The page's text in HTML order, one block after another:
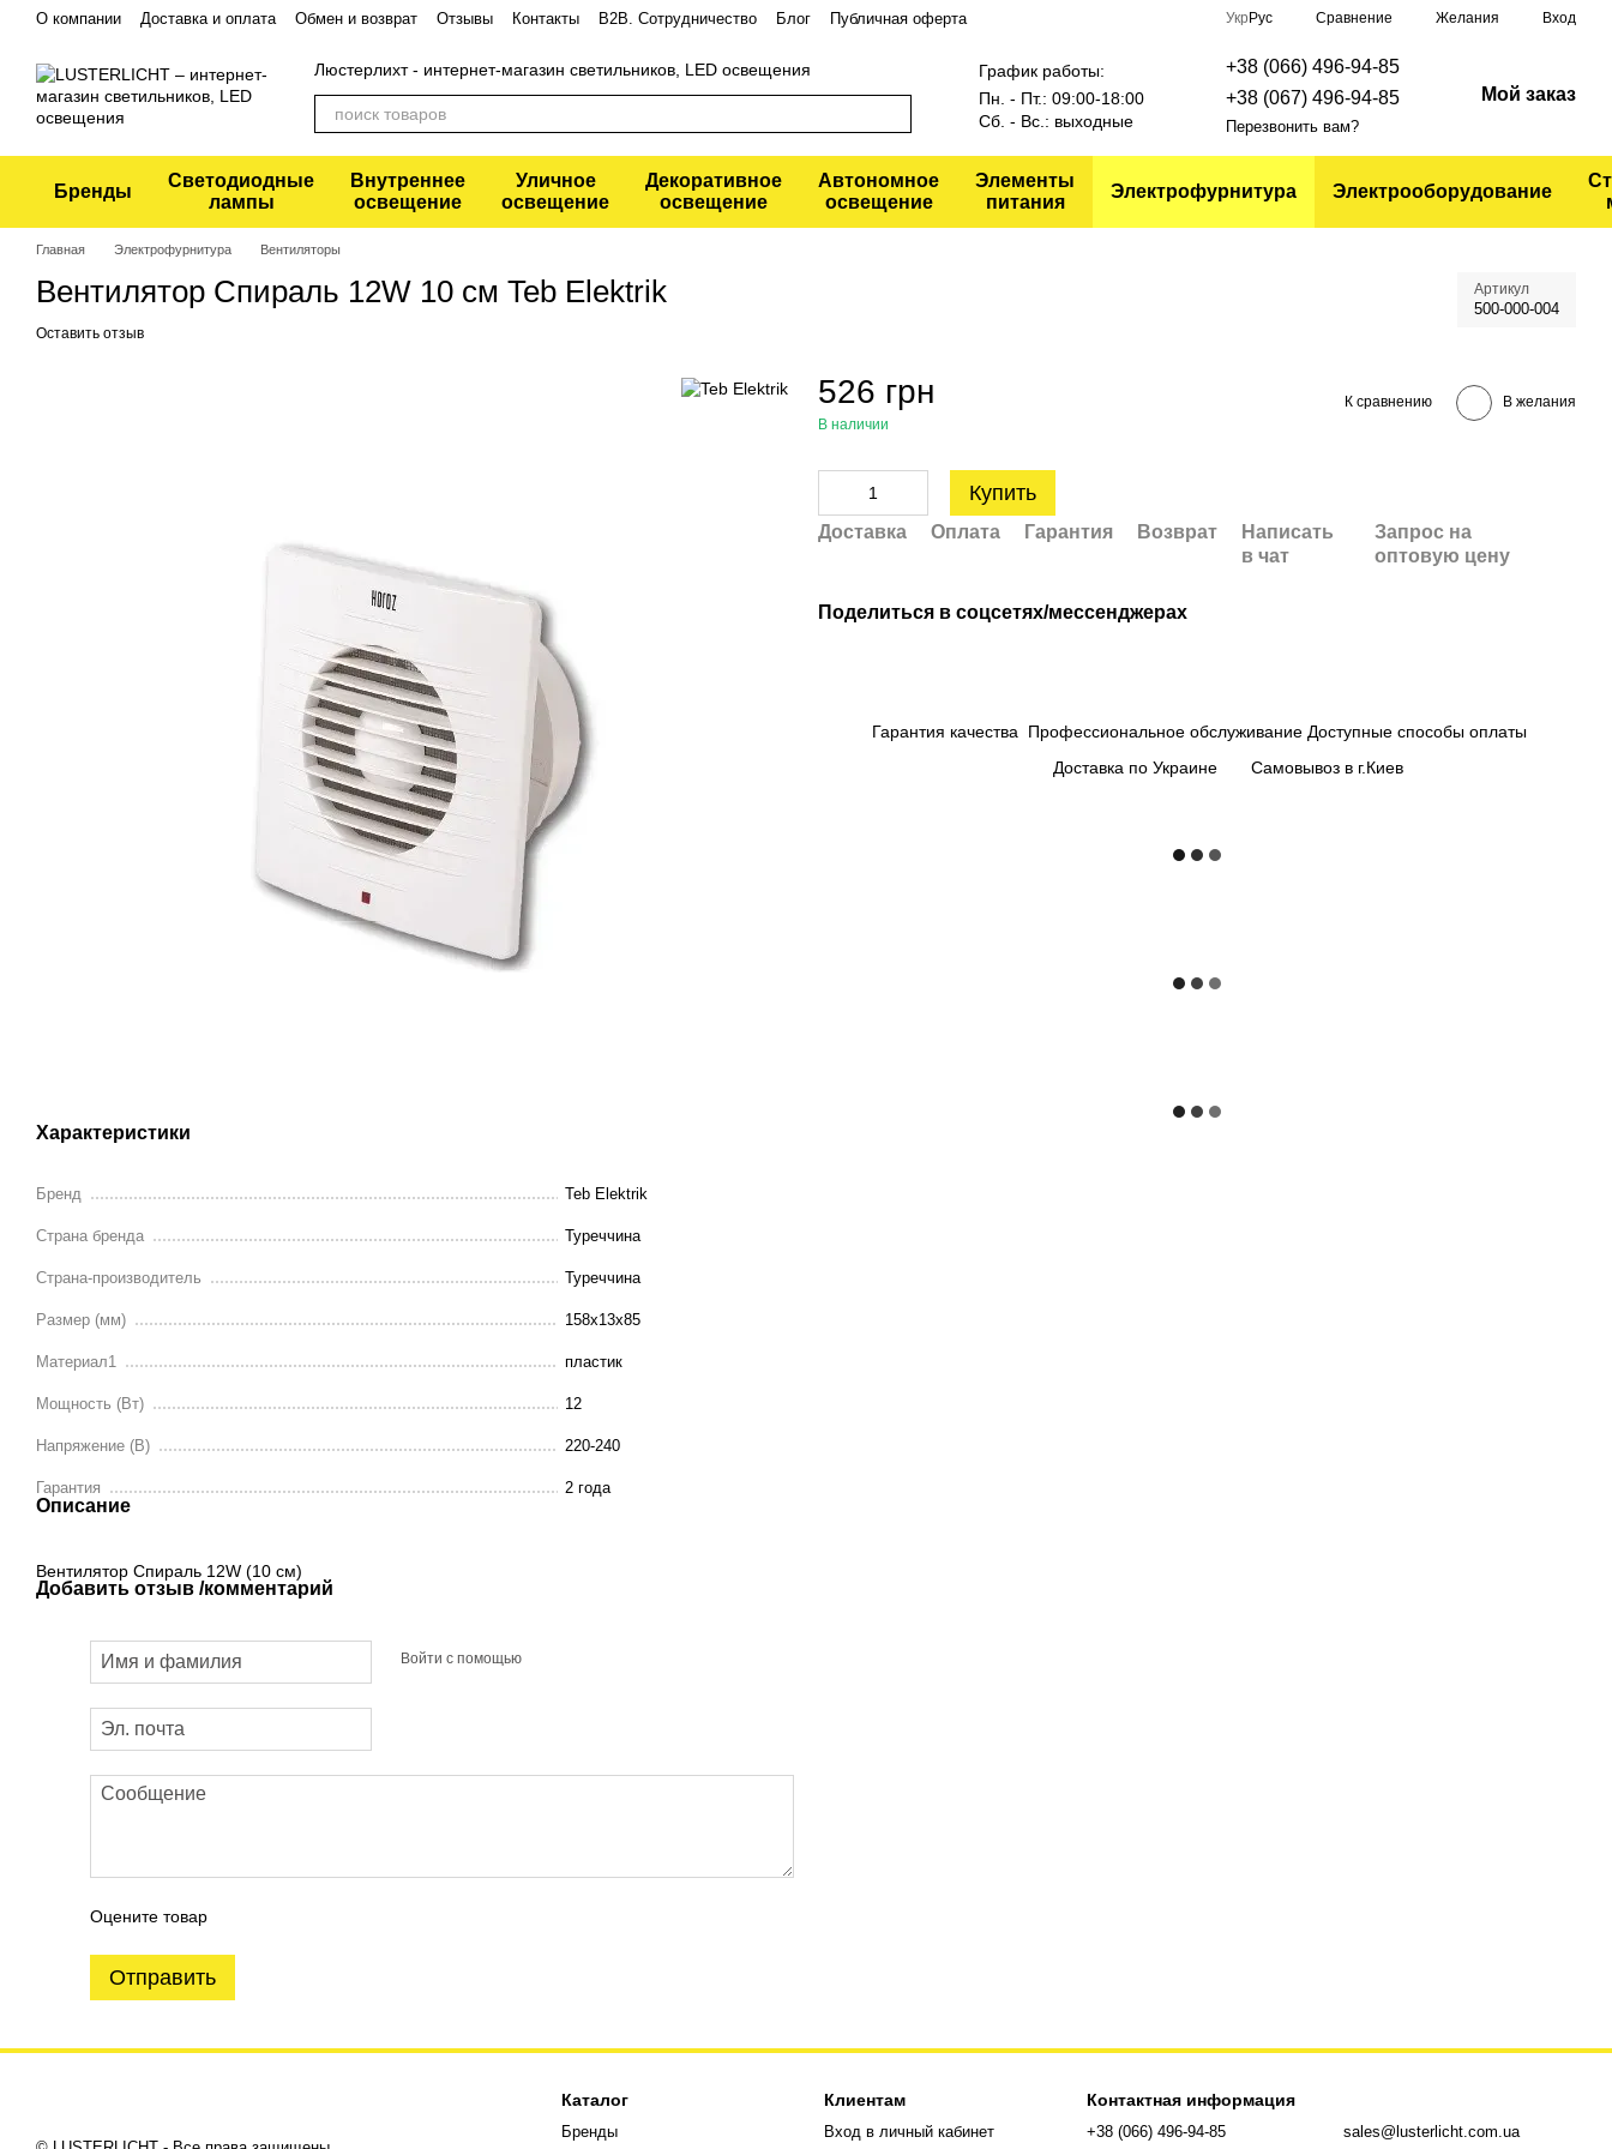
Перейти к основному контенту
О компании Доставка и оплата Обмен и возврат Отзывы Контакты В2В. Сотрудничество Блог
Публичная оферта
Укр Рус Сравнение Желания Вход
Люстерлихт - интернет-магазин светильников, LED освещения
График работы:
Пн. - Пт.: 09:00-18:00
Сб. - Вс.: выходные
+38 (066) 496-94-85
+38 (067) 496-94-85
Перезвонить вам?
Мой заказ
Бренды
Светодиодные
лампы
Внутреннее
освещение
Уличное
освещение
Декоративное
освещение
Автономное
освещение
Элементы
питания
Электрофурнитура Электрооборудование
Главная Электрофурнитура Вентиляторы
Вентилятор Спираль 12W 10 см Teb Elektrik Артикул
500-000-004
Оставить отзыв
Характеристики
Бренд Teb Elektrik
Страна бренда Туреччина
Страна-производитель Туреччина
Размер (мм) 158x13x85
Материал1 пластик
Мощность (Вт) 12
Напряжение (В) 220-240
Гарантия 2 года
Описание
Вентилятор Спираль 12W (10 см)
Добавить отзыв /комментарий
Войти с помощью
Оцените товар
Отправить
526 грн
В наличии
К сравнению В желания
Купить
Доставка Оплата Гарантия Возврат
Написать
в чат
Запрос на
оптовую цену
Поделиться в соцсетях/мессенджерах
Гарантия качества Профессиональное обслуживание Доступные способы оплаты
Доставка по Украине
Самовывоз в г.Киев
Каталог
Бренды
Клиентам
Вход в личный кабинет
Контактная информация
+38 (066) 496-94-85 sales@lusterlicht.com.ua